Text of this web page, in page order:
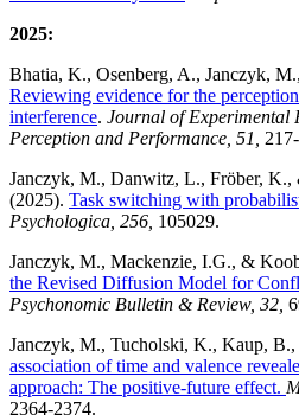
2025:
Bhatia, K., Osenberg, A., Janczyk,
Reviewing evidence for the
interference. Journal of Experimental
Perception and Performance, 51,
Janczyk, M., Danwitz, L., Fröber, K.,
(2025). Task switching with
Psychologica, 256, 105029.
Janczyk, M., Mackenzie, I.G., &
the Revised Diffusion Model for
Psychonomic Bulletin & Review, 32,
Janczyk, M., Tucholski, K., Kaup,
association of time and valence
approach: The positive-future effect.
2364-2374.